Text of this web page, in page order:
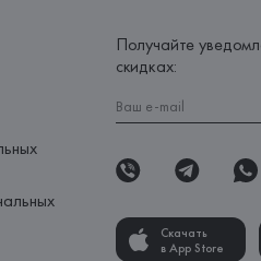
Получайте
скидках:
Скачать
в App Store